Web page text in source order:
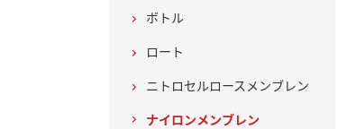
ボトル
ロート
ニトロセルロースメンブレン
ナイロンメンブレン